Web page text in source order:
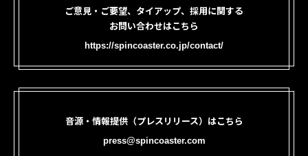
ご意見・ご要望、タイアップ、採用に関する
お問い合わせはこちら
https://spincoaster.co.jp/contact/
音源・情報提供（プレスリリース）はこちら
press@spincoaster.com